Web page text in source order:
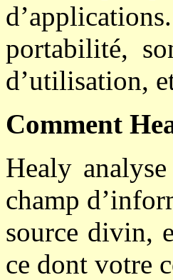
portabilité,
d’utilisation,
Comment
Healy
champ
source divin,
ce dont votre